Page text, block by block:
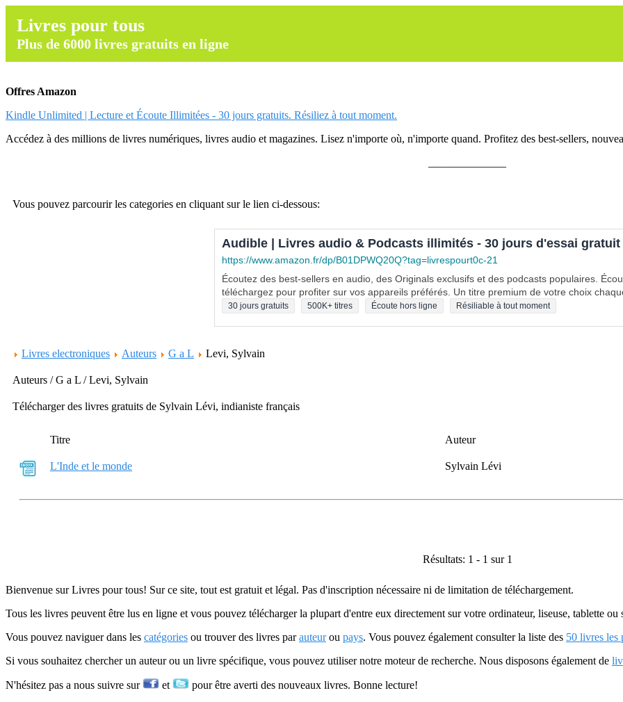
Livres pour tous
Plus de 6000 livres gratuits en ligne
Offres Amazon
Kindle Unlimited | Lecture et Écoute Illimitées - 30 jours gratuits. Résiliez à tout moment.
Accédez à des millions de livres numériques, livres audio et magazines. Lisez n'importe où, n'importe quand. Profitez des best-sellers,
Vous pouvez parcourir les categories en cliquant sur le lien ci-dessous:
Audible | Livres audio & Podcasts illimités - 30 jours d'essai gratuit
https://www.amazon.fr/dp/B01DPWQ20Q?tag=livrespourt0c-21
Écoutez des best-sellers en audio, des Originals exclusifs et des podcasts populaires.
téléchargez pour profiter sur vos appareils préférés. Un titre premium de votre choix
30 jours gratuits 500K+ titres Écoute hors ligne Résiliable à tout moment
Livres electroniques Auteurs G a L Levi, Sylvain
Auteurs / G a L / Levi, Sylvain
Télécharger des livres gratuits de Sylvain Lévi, indianiste français
Titre Auteur
L'Inde et le monde Sylvain Lévi
Résultats: 1 - 1 sur 1
Bienvenue sur Livres pour tous! Sur ce site, tout est gratuit et légal. Pas d'inscription nécessaire ni de limitation de téléchargement.
Tous les livres peuvent être lus en ligne et vous pouvez télécharger la plupart d'entre eux directement sur votre ordinateur, liseuse, tablette ou
Vous pouvez naviguer dans les catégories ou trouver des livres parauteurou pays. Vous pouvez également consulter la liste des 50 livres les
Si vous souhaitez chercher un auteur ou un livre spécifique, vous pouvez utiliser notre moteur de recherche. Nous disposons également de
N'hésitez pas a nous suivre sur et pour être averti des nouveaux livres. Bonne lecture!